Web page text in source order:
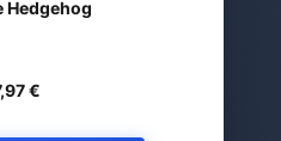
Hedgehog
€